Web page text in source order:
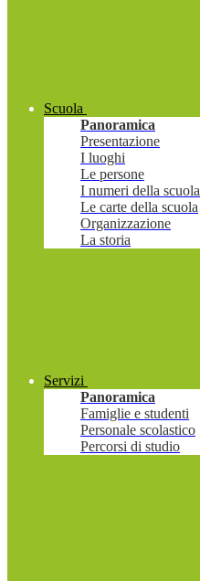
Scuola
Panoramica
Presentazione
I luoghi
Le persone
I numeri della scuola
Le carte della scuola
Organizzazione
La storia
Servizi
Panoramica
Famiglie e studenti
Personale scolastico
Percorsi di studio